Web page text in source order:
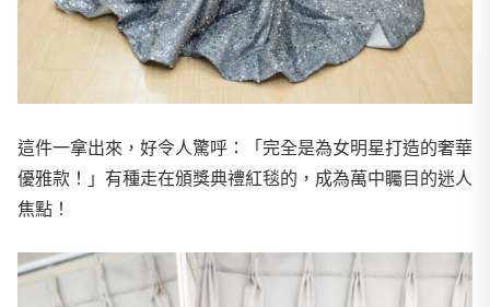
這件一拿出來，好令人驚呼：「完全是為女明星打造的奢華
優雅款！」有種走在頒獎典禮紅毯的，成為萬中矚目的迷人
焦點！